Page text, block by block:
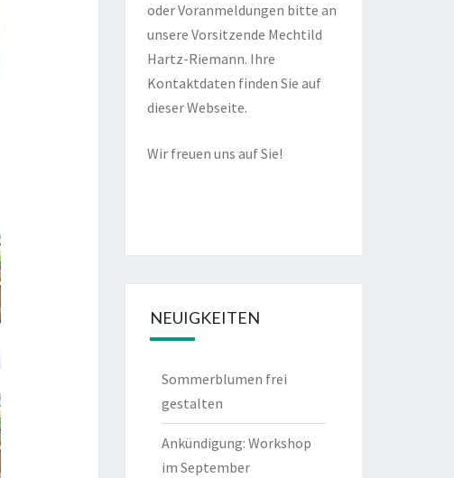
oder Voranmeldungen bitte an
unsere Vorsitzende Mechtild
Hartz-Riemann. Ihre
Kontaktdaten finden Sie auf
dieser Webseite.
Wir freuen uns auf Sie!
NEUIGKEITEN
Sommerblumen frei
gestalten
Ankündigung: Workshop
im September